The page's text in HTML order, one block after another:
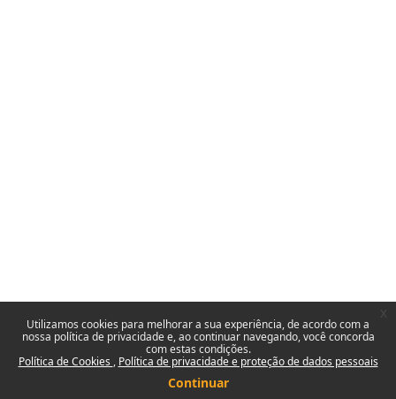
Utilizamos cookies para melhorar a sua experiência, de acordo com a
nossa política de privacidade e, ao continuar navegando, você concorda
com estas condições.
Política de Cookies
Política de privacidade e proteção de dados pessoais
Continuar